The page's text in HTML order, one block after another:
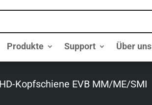
Produkte Support Über uns
Kopfschiene EVB MM/ME/SMI